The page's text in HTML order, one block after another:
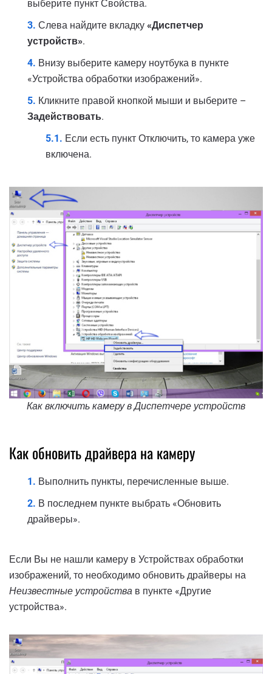
выберите пункт Свойства.
Слева найдите вкладку «Диспетчер
устройств».
Внизу выберите камеру ноутбука в пункте
«Устройства обработки изображений».
Кликните правой кнопкой мыши и выберите –
Задействовать.
Если есть пункт Отключить, то камера уже
включена.
Как включить камеру в Диспетчере устройств
Как обновить драйвера на камеру
Выполнить пункты, перечисленные выше.
В последнем пункте выбрать «Обновить
драйверы».
Если Вы не нашли камеру в Устройствах обработки
изображений, то необходимо обновить драйверы на
Неизвестные устройства в пункте «Другие
устройства».